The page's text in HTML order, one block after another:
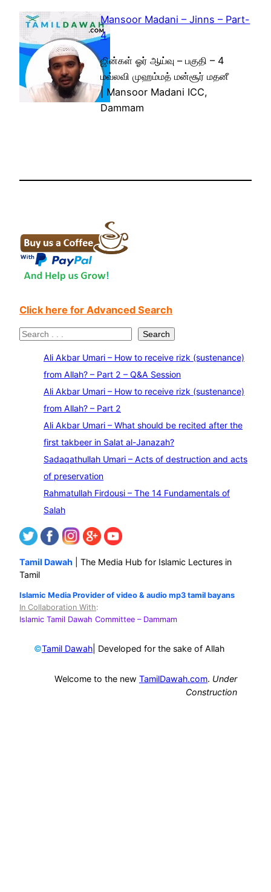
Mansoor Madani – Jinns – Part-
4
ஜின்கள் ஓர் ஆய்வு – பகுதி – 4
மவ்லவி முஹம்மத் மன்சூர் மதனீ
| Mansoor Madani ICC,
Dammam
Click here for Advanced Search
S
Search
Ali Akbar Umari – How to receive rizk (sustenance)
from Allah? – Part 2 – Q&A Session
Ali Akbar Umari – How to receive rizk (sustenance)
from Allah? – Part 2
Ali Akbar Umari – What should be recited after the
first takbeer in Salat al-Janazah?
Sadaqathullah Umari – Acts of destruction and acts
of preservation
Rahmatullah Firdousi – The 14 Fundamentals of
Salah
Tamil Dawah | The Media Hub for Islamic Lectures in
Tamil
Islamic Media Provider of video & audio mp3 tamil bayans
In Collaboration With:
Islamic Tamil Dawah Committee – Dammam
©Tamil Dawah | Developed for the sake of Allah
Welcome to the new TamilDawah.com. Under
Construction